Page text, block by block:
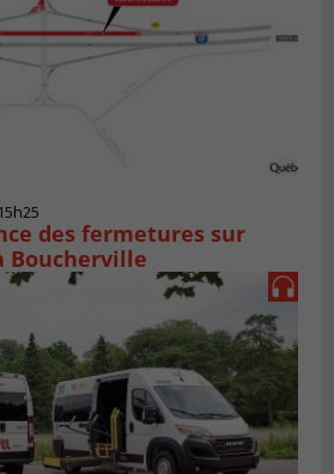
des fermetures sur
Boucherville